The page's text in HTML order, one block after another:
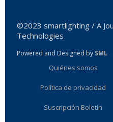
©2023 smartlighting / A
Technologies
Powered and Designed by SML
Quiénes somos
Política de privacidad
Suscripción Boletín